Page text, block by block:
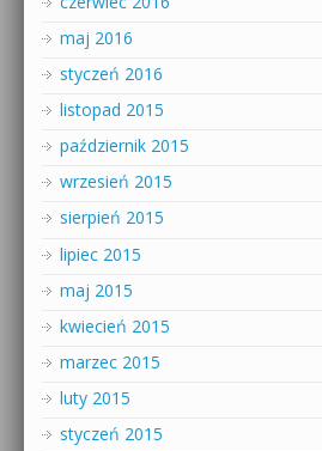
maj 2016
styczeń 2016
listopad 2015
październik 2015
wrzesień 2015
sierpień 2015
lipiec 2015
maj 2015
kwiecień 2015
marzec 2015
luty 2015
styczeń 2015